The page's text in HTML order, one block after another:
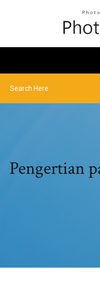
Pengertian